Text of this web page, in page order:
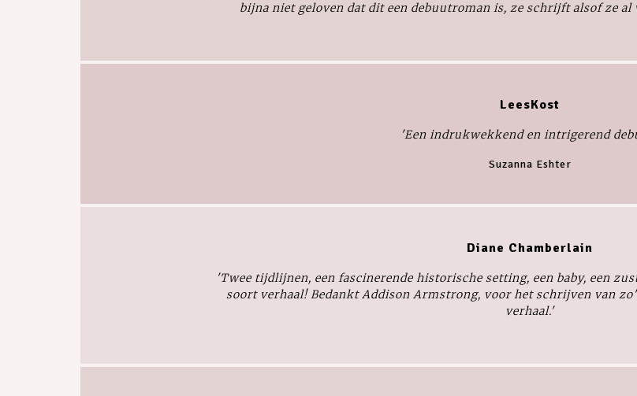
bijna niet geloven dat dit een debuutroman is, ze schrijft alsof ze
LeesKost
'Een indrukwekkend en intrigerend
Suzanna Eshter
Diane Chamberlain
'Twee tijdlijnen, een fascinerende historische setting, een baby, een
soort verhaal! Bedankt Addison Armstrong, voor het schrijven van
verhaal.'